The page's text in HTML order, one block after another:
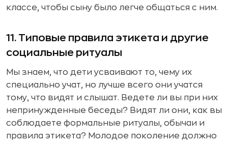
классе, чтобы сыну было легче общаться с ним.
11. Типовые правила этикета и другие
социальные ритуалы
Мы знаем, что дети усваивают то, чему их
специально учат, но лучше всего они учатся
тому, что видят и слышат. Ведете ли вы при них
непринужденные беседы? Видят ли они, как вы
соблюдаете формальные ритуалы, обычаи и
правила этикета? Молодое поколение должно